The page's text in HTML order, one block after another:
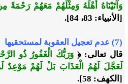
وَآتَيْنَاهُ أَهْلَهُ وَمِثْلَهُمْ مَعَهُمْ رَحْمَةً
[الأنبياء: 83، 84].
(7) عدم تعجيل العقوبة لمستحقيها
قال تعالى: ﴿ وَرَبُّكَ الْغَفُورُ ذُو
لَعَجَّلَ لَهُمُ الْعَذَابَ بَلْ لَهُمْ مَوْعِدٌ
[الكهف: 58].